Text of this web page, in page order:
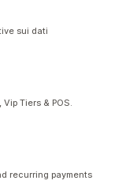
sui dati
Tiers & POS.
recurring payments